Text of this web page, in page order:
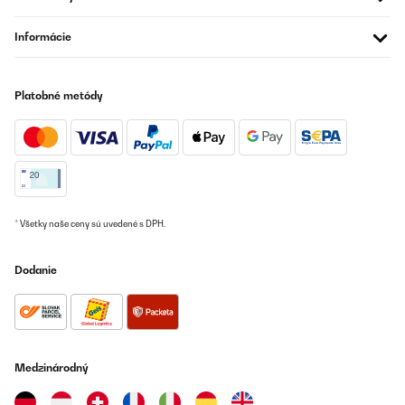
meno stabile, ma sicuramente più veloce e maneggevole di
Utente Amazon
Preložiť
Schönes hochwertiges SUP, Kundenservice schwer zu erreichen
Hatte Probleme mit der Luftpumpe, der Service war leider sehr
aber darüber kann ich hinwegsehen
Amazon-Benutzer
Preložiť
Informácie
Platobné metódy
* Všetky naše ceny sú uvedené s DPH.
Dodanie
Medzinárodný